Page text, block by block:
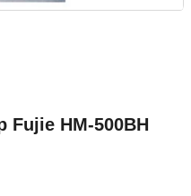
Fujie HM-500BH